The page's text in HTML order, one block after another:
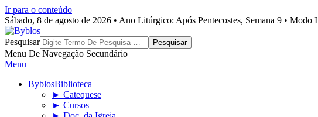
Ir para o conteúdo
Sábado, 8 de agosto de 2026 • Ano Litúrgico: Após Pentecostes, Semana 9 • Modo I
Byblos
Pesquisar
Menu De Navegação Secundário
Menu
ByblosBiblioteca
► Catequese
► Cursos